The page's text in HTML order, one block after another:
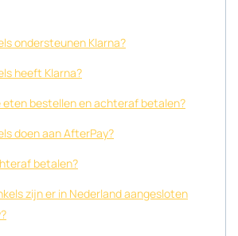
ondersteunen Klarna?
heeft Klarna?
eten bestellen en achteraf betalen?
doen aan AfterPay?
betalen?
zijn er in Nederland aangesloten